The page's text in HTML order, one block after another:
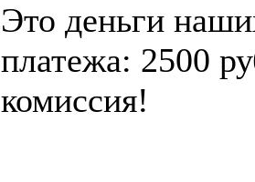
Это деньги
платежа: 2500
комиссия!